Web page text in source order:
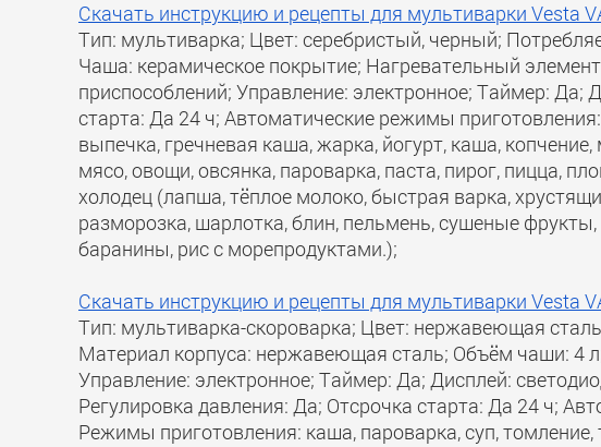
Скачать инструкцию и рецепты для мультиварки Vesta
Тип: мультиварка; Цвет: серебристый, черный;
Чаша: керамическое покрытие; Нагревательный
приспособлений; Управление: электронное; Таймер: Да;
старта: Да 24 ч; Автоматические режимы
выпечка, гречневая каша, жарка, йогурт, каша,
мясо, овощи, овсянка, пароварка, паста, пирог, пицца,
холодец (лапша, тёплое молоко, быстрая варка,
разморозка, шарлотка, блин, пельмень, сушеные фрукты,
баранины, рис с морепродуктами.);
Скачать инструкцию и рецепты для мультиварки Vesta
Тип: мультиварка-скороварка; Цвет: нержавеющая
Материал корпуса: нержавеющая сталь; Объём чаши: 4
Управление: электронное; Таймер: Да; Дисплей:
Регулировка давления: Да; Отсрочка старта: Да 24 ч;
Режимы приготовления: каша, пароварка, суп, томление,